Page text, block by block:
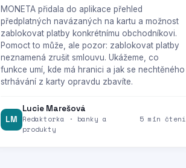
MONETA přidala do aplikace přehled
předplatných navázaných na kartu a možnost
zablokovat platby konkrétnímu obchodníkovi.
Pomoct to může, ale pozor: zablokovat platby
neznamená zrušit smlouvu. Ukážeme, co
funkce umí, kde má hranici a jak se nechtěného
strhávání z karty opravdu zbavíte.
LM
Lucie Marešová
Redaktorka · banky a
produkty
5 min čtení